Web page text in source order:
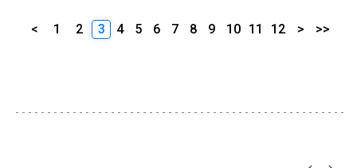
< 1 2 3 4 5 6 7 8 9 10 11 12 > >>